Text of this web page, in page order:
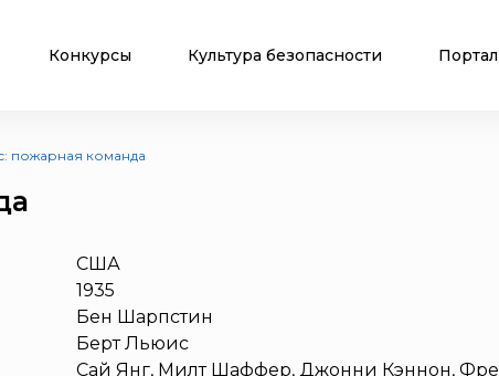
Конкурсы Культура безопасности Портал
пожарная команда
США
1935
Бен Шарпстин
Берт Льюис
Сай Янг, Милт Шаффер, Джонни Кэннон,